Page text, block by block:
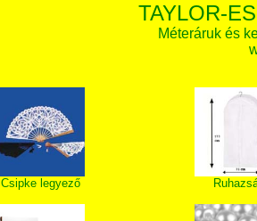
TAYLOR-
Méteráruk és
Csipke legyező